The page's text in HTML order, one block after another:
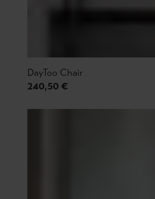
DayToo Chair
240,50 €